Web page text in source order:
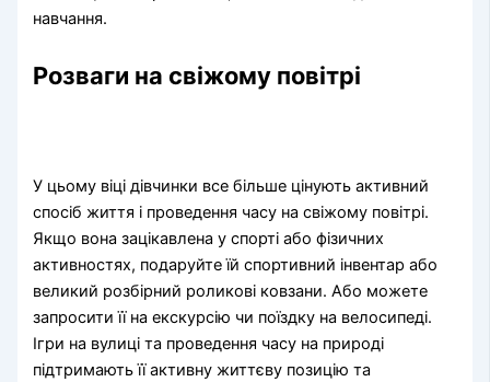
навчання.
Розваги на свіжому повітрі
У цьому віці дівчинки все більше цінують активний
спосіб життя і проведення часу на свіжому повітрі.
Якщо вона зацікавлена у спорті або фізичних
активностях, подаруйте їй спортивний інвентар або
великий розбірний роликові ковзани. Або можете
запросити її на екскурсію чи поїздку на велосипеді.
Ігри на вулиці та проведення часу на природі
підтримають її активну життєву позицію та